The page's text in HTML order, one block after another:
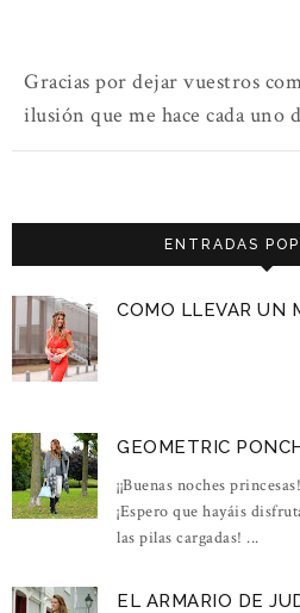
Gracias por dejar vuestros
ilusión que me hace cada uno
ENTRADAS
COMO LLEVAR UN
GEOMETRIC
¡¡Buenas noches
¡Espero que hayáis
las pilas cargadas! ...
EL ARMARIO DE